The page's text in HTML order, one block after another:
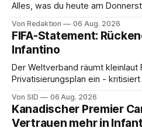
Alles, was du heute am
Von Redaktion 06 Aug. 2026
FIFA-Statement:
Infantino
Der Weltverband räumt kleinlaut
Privatisierungsplan ein -
Von SID 06 Aug. 2026
Kanadischer Premier
Vertrauen mehr in